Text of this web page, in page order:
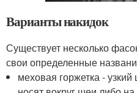
Варианты накидок
Существует несколько
свои определенные
меховая горжетка -